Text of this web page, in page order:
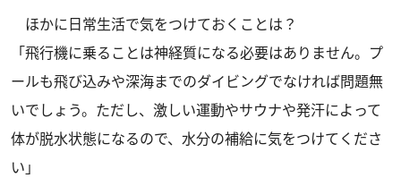
ほかに日常生活で気をつけておくことは？
「飛行機に乗ることは神経質になる必要はありません。プ
ールも飛び込みや深海までのダイビングでなければ問題無
いでしょう。ただし、激しい運動やサウナや発汗によって
体が脱水状態になるので、水分の補給に気をつけてくださ
い」